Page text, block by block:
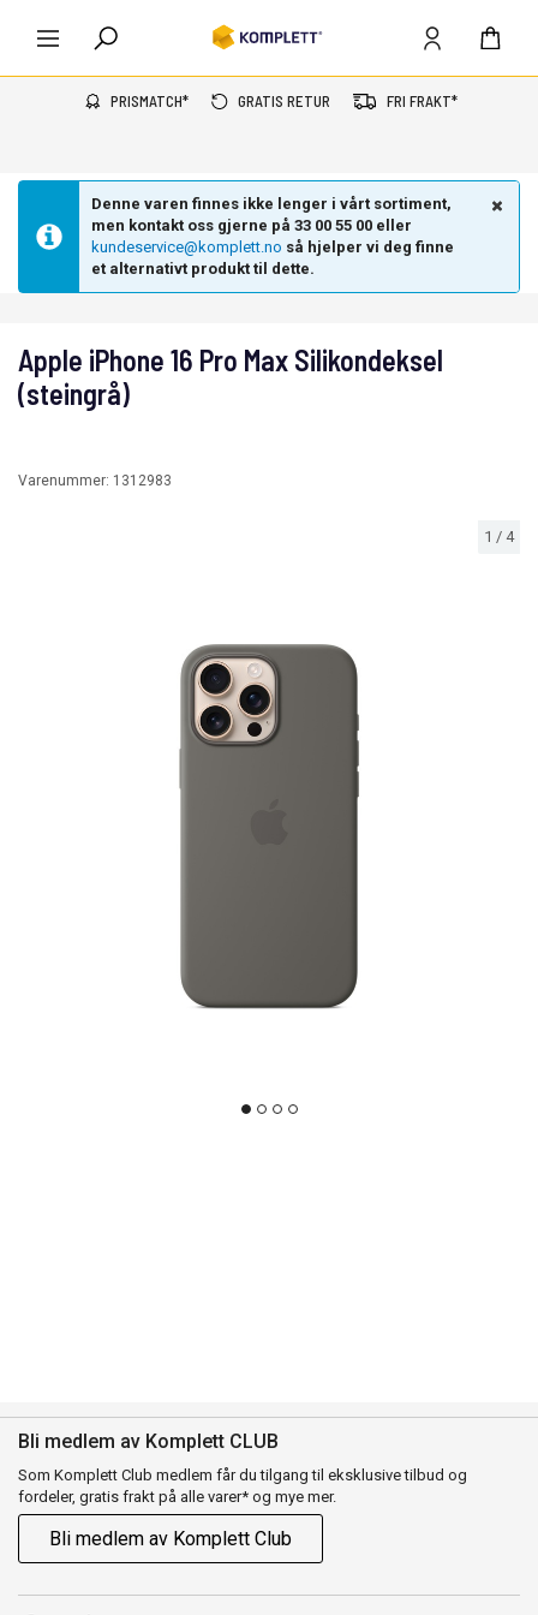
PRISMATCH* GRATIS RETUR FRI FRAKT*
Denne varen finnes ikke lenger i vårt sortiment,
men kontakt oss gjerne på 33 00 55 00 eller
kundeservice@komplett.no så hjelper vi deg finne
et alternativt produkt til dette.
1 / 4
Apple iPhone 16 Pro Max Silikondeksel
(steingrå)
Varenummer: 1312983
Bli medlem av Komplett CLUB
Som Komplett Club medlem får du tilgang til eksklusive tilbud og
fordeler, gratis frakt på alle varer* og mye mer.
Bli medlem av Komplett Club